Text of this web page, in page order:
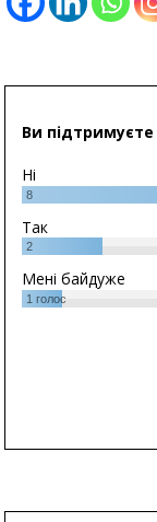
Ви підтримуєте
Ні
8
Так
2
Мені байдуже
1 голос